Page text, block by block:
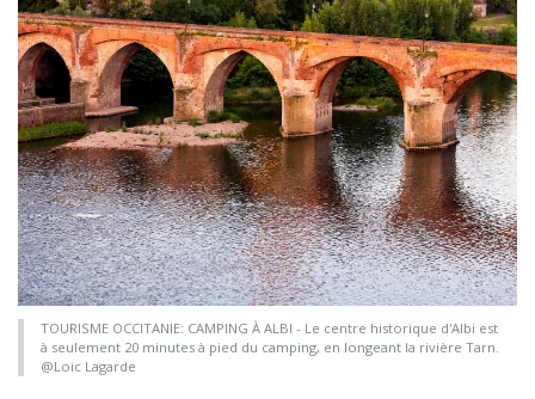
TOURISME OCCITANIE: CAMPING À ALBI - Le centre historique d'Albi est
à seulement 20 minutes à pied du camping, en longeant la rivière Tarn.
@Loic Lagarde